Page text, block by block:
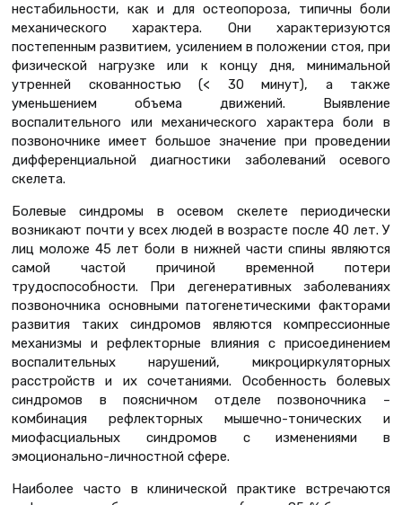
нестабильности, как и для остеопороза, типичны боли
механического характера. Они характеризуются
постепенным развитием, усилением в положении стоя, при
физической нагрузке или к концу дня, минимальной
утренней скованностью (< 30 минут), а также
уменьшением объема движений. Выявление
воспалительного или механического характера боли в
позвоночнике имеет большое значение при проведении
дифференциальной диагностики заболеваний осевого
скелета.
Болевые синдромы в осевом скелете периодически
возникают почти у всех людей в возрасте после 40 лет. У
лиц моложе 45 лет боли в нижней части спины являются
самой частой причиной временной потери
трудоспособности. При дегенеративных заболеваниях
позвоночника основными патогенетическими факторами
развития таких синдромов являются компрессионные
механизмы и рефлекторные влияния с присоединением
воспалительных нарушений, микроциркуляторных
расстройств и их сочетаниями. Особенность болевых
синдромов в поясничном отделе позвоночника –
комбинация рефлекторных мышечно-тонических и
миофасциальных синдромов с изменениями в
эмоционально-личностной сфере.
Наиболее часто в клинической практике встречаются